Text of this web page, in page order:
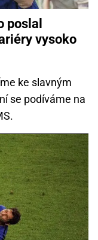
poslal
vysoko
ke slavným
se podíváme na